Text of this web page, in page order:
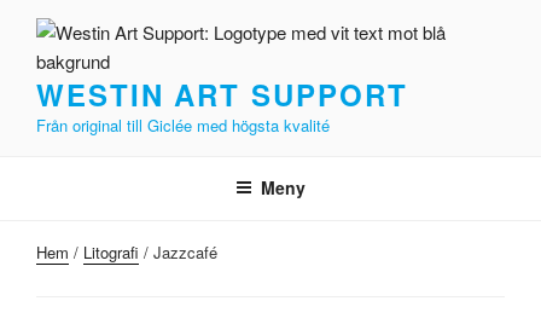
Hoppa
innehåll
WESTIN ART SUPPORT
Från original till Giclée med högsta kvalité
Meny
Hem / Litografi / Jazzcafé